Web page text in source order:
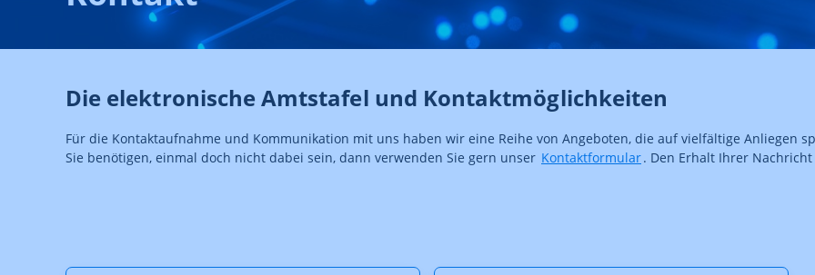
Die elektronische Amtstafel und Kontaktmöglichkeiten
Für die Kontaktaufnahme und Kommunikation mit uns haben wir eine Reihe von Angeboten, die auf vielfältige Anliegen
Sie benötigen, einmal doch nicht dabei sein, dann verwenden Sie gern unser Kontaktformular. Den Erhalt Ihrer